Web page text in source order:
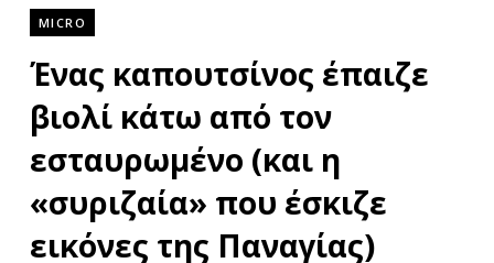
MICRO
Ένας καπουτσίνος έπαιζε
βιολί κάτω από τον
εσταυρωμένο (και η
«συριζαία» που έσκιζε
εικόνες της Παναγίας)